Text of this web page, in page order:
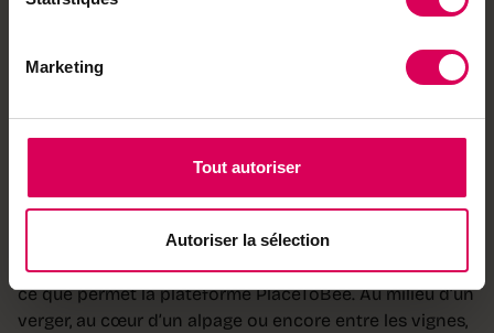
Marketing
Tout autoriser
Autoriser la sélection
Quand la vanlife rencontre l'agritourisme:
La vanlife, c’est le trend du moment. Pourtant, il n’est
pas toujours facile de trouver une place où parquer son
véhicule pour passer la nuit. Quant à dénicher un
endroit insolite qui ne soit pas pris d’assaut, cela
s’avère parfois mission impossible.
La solution? Mettre en lien campeurs motorisés et
agriculteurs prêts à offrir un petit bout de terrain. C’est
ce que permet la plateforme PlaceToBee. Au milieu d’un
verger, au cœur d’un alpage ou encore entre les vignes,